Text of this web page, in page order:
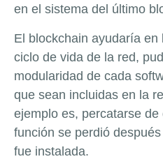
en el sistema del último
El blockchain ayudaría en
ciclo de vida de la red,
modularidad de cada
que sean incluidas en la
ejemplo es, percatarse de
función se perdió
fue instalada.